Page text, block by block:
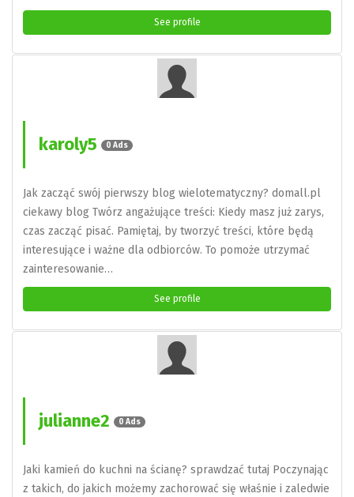
See profile
karoly5 0 Ads
Jak zacząć swój pierwszy blog wielotematyczny? domall.pl
ciekawy blog Twórz angażujące treści: Kiedy masz już zarys,
czas zacząć pisać. Pamiętaj, by tworzyć treści, które będą
interesujące i ważne dla odbiorców. To pomoże utrzymać
zainteresowanie…
See profile
julianne2 0 Ads
Jaki kamień do kuchni na ścianę? sprawdzać tutaj Poczynając
z takich, do jakich możemy zachorować się właśnie i zaledwie